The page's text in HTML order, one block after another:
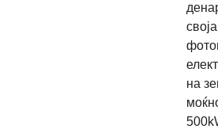
своја
на